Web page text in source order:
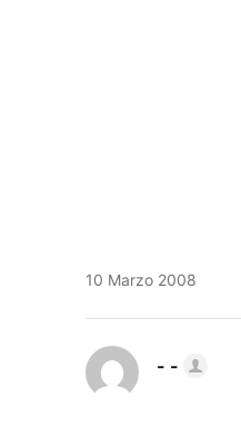
10 Marzo 2008
- -